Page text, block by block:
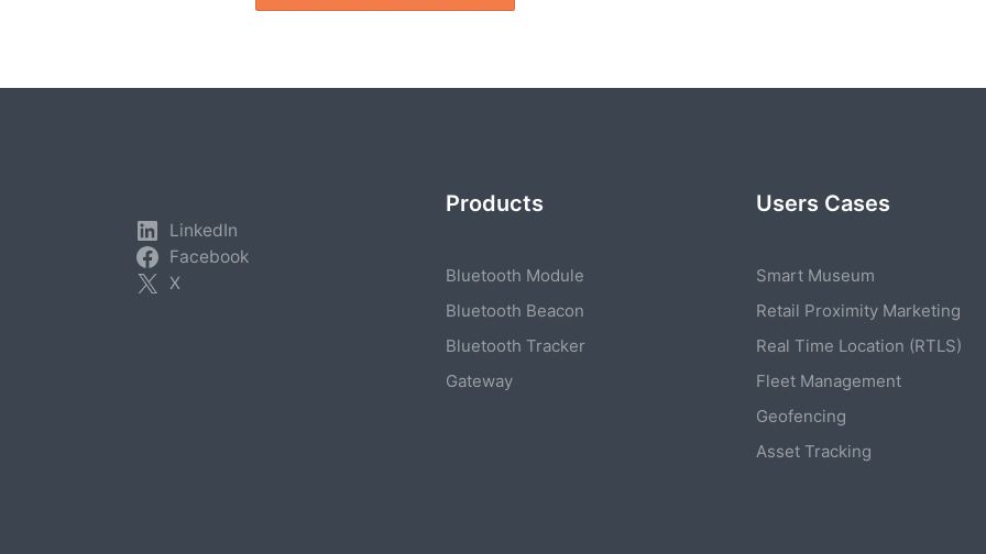
LinkedIn
Facebook
X
Products
Bluetooth Module
Bluetooth Beacon
Bluetooth Tracker
Gateway
Users Cases
Smart Museum
Retail Proximity Marketing
Real Time Location (RTLS)
Fleet Management
Geofencing
Asset Tracking